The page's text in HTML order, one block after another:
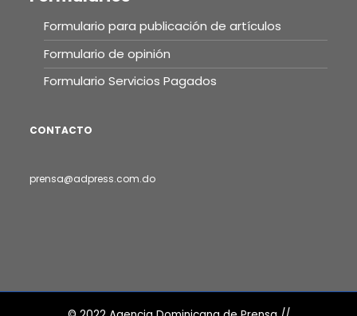
Formulario para publicación de artículos
Formulario de opinión
Formulario Servicios Pagados
CONTACTO
prensa@adpress.com.do